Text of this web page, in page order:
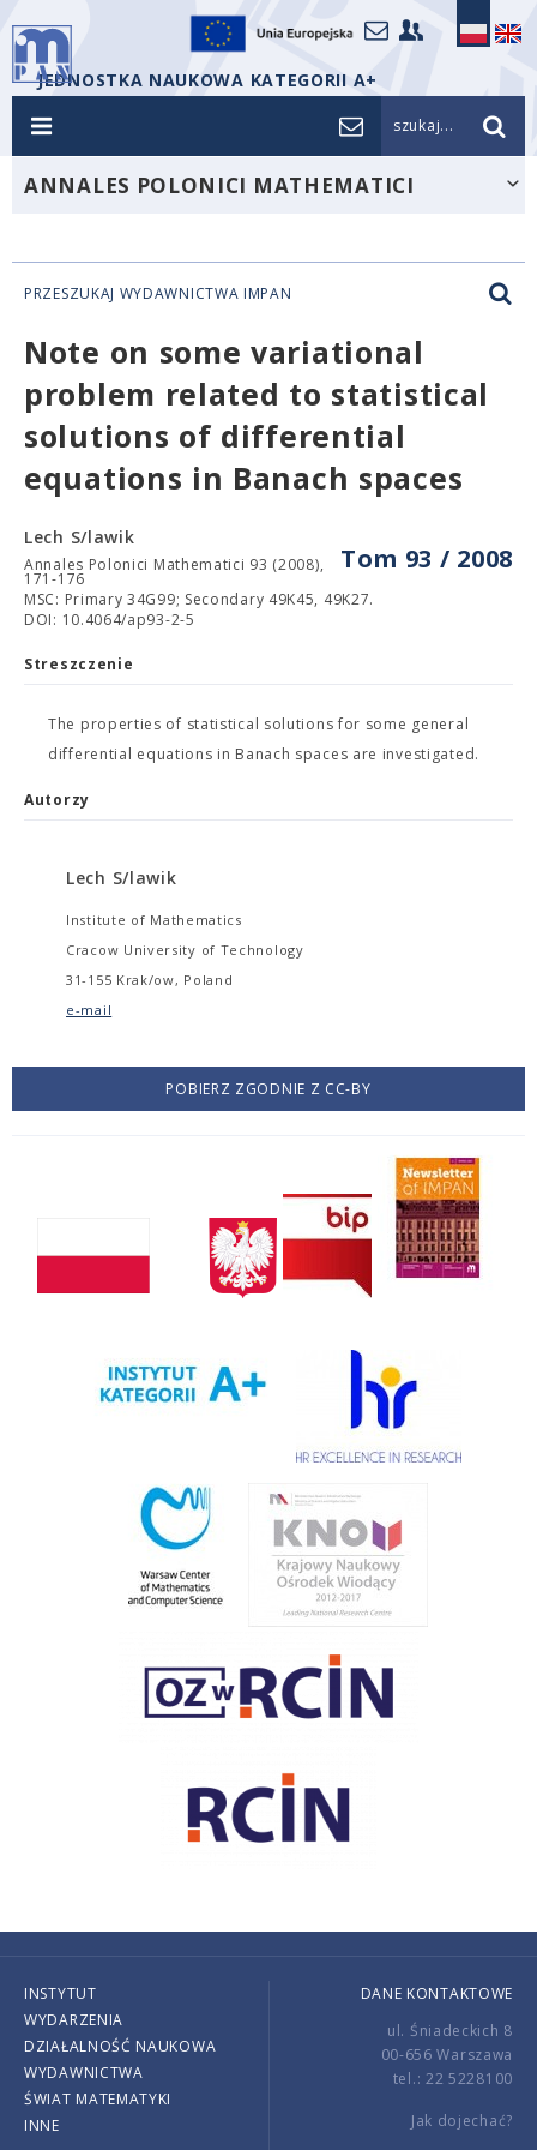
JEDNOSTKA NAUKOWA KATEGORII A+
szukaj...
ANNALES POLONICI MATHEMATICI
PRZESZUKAJ WYDAWNICTWA IMPAN
Note on some variational
problem related to statistical
solutions of differential
equations in Banach spaces
Tom 93 / 2008
Lech S/lawik
Annales Polonici Mathematici 93 (2008),
171-176
MSC: Primary 34G99; Secondary 49K45, 49K27.
DOI: 10.4064/ap93-2-5
Streszczenie
The properties of statistical solutions for some general
differential equations in Banach spaces are investigated.
Autorzy
Lech S/lawik
Institute of Mathematics
Cracow University of Technology
31-155 Krak/ow, Poland
e-mail
POBIERZ ZGODNIE Z CC-BY
INSTYTUT
WYDARZENIA
DZIAŁALNOŚĆ NAUKOWA
WYDAWNICTWA
ŚWIAT MATEMATYKI
INNE
DANE KONTAKTOWE
ul. Śniadeckich 8
00-656 Warszawa
tel.: 22 5228100
Jak dojechać?